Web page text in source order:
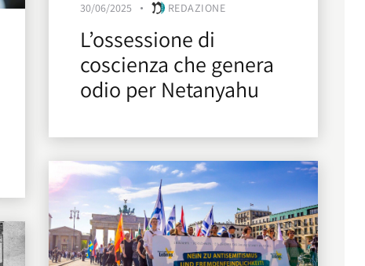
30/06/2025 REDAZIONE
L’ossessione di
coscienza che genera
odio per Netanyahu